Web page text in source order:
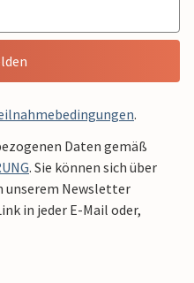
.
Daten gemäß
. Sie können sich über
unserem Newsletter
in jeder E-Mail oder,